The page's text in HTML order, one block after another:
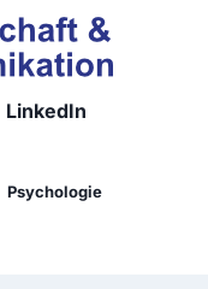
LinkedIn
Psychologie